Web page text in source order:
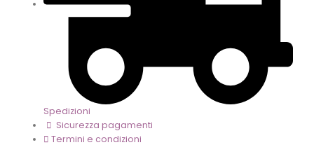
Spedizioni
Sicurezza pagamenti
Termini e condizioni